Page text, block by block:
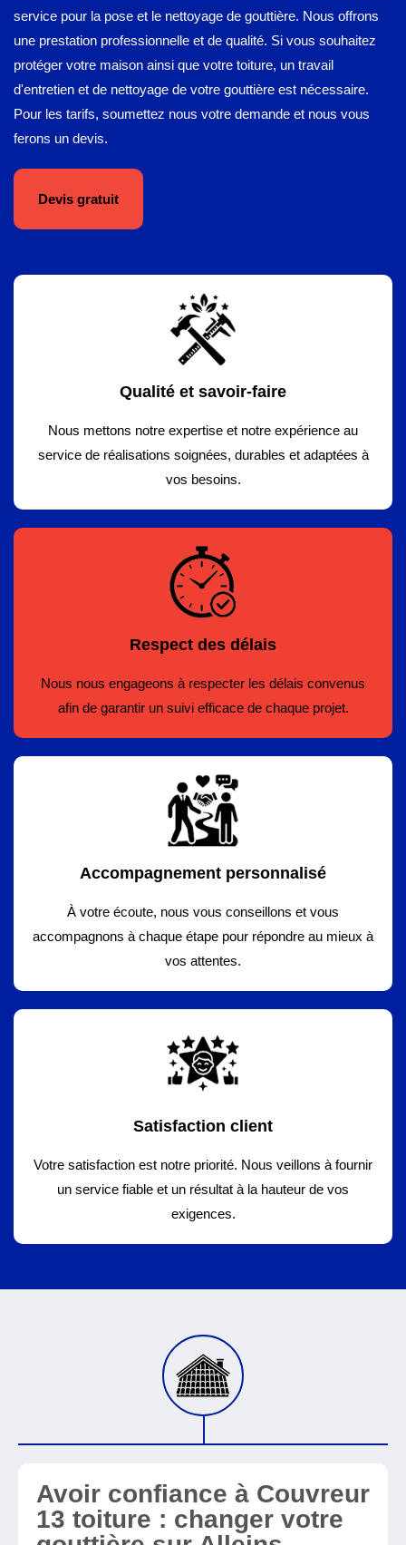
service pour la pose et le nettoyage de gouttière. Nous offrons
une prestation professionnelle et de qualité. Si vous souhaitez
protéger votre maison ainsi que votre toiture, un travail
d'entretien et de nettoyage de votre gouttière est nécessaire.
Pour les tarifs, soumettez nous votre demande et nous vous
ferons un devis.
Devis gratuit
Qualité et savoir-faire
Nous mettons notre expertise et notre expérience au
service de réalisations soignées, durables et adaptées à
vos besoins.
Respect des délais
Nous nous engageons à respecter les délais convenus
afin de garantir un suivi efficace de chaque projet.
Accompagnement personnalisé
À votre écoute, nous vous conseillons et vous
accompagnons à chaque étape pour répondre au mieux à
vos attentes.
Satisfaction client
Votre satisfaction est notre priorité. Nous veillons à fournir
un service fiable et un résultat à la hauteur de vos
exigences.
Avoir confiance à Couvreur
13 toiture : changer votre